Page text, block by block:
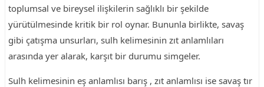
toplumsal ve bireysel ilişkilerin sağlıklı bir şekilde
yürütülmesinde kritik bir rol oynar. Bununla birlikte, savaş
gibi çatışma unsurları, sulh kelimesinin zıt anlamlıları
arasında yer alarak, karşıt bir durumu simgeler.
Sulh kelimesinin eş anlamlısı barış , zıt anlamlısı ise savaş tır